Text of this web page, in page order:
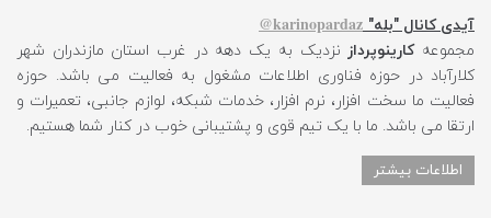
آیدی کانال "بله" karinopardaz@
مجموعهکارینوپرداز نزدیک به یک دهه در غرب استان مازندران شهر
کلارآباد در حوزه فناوری اطلاعات مشغول به فعالیت می باشد. حوزه
فعالیت ما سخت افزار، نرم افزار، خدمات شبکه، لوازم جانبی، تعمیرات و
ارتقا می باشد. ما با یک تیم قوی و پشتیبانی خوب در کنار شما هستیم.
اطلاعات بیشتر